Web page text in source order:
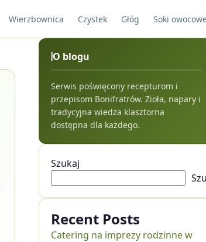
Wierzbownica Czystek Głóg Soki
O blogu
Serwis poświęcony recepturom i
przepisom Bonifratrów. Zioła, napary i
tradycyjna wiedza klasztorna
dostępna dla każdego.
Szukaj
Recent Posts
Catering na imprezy rodzinne w